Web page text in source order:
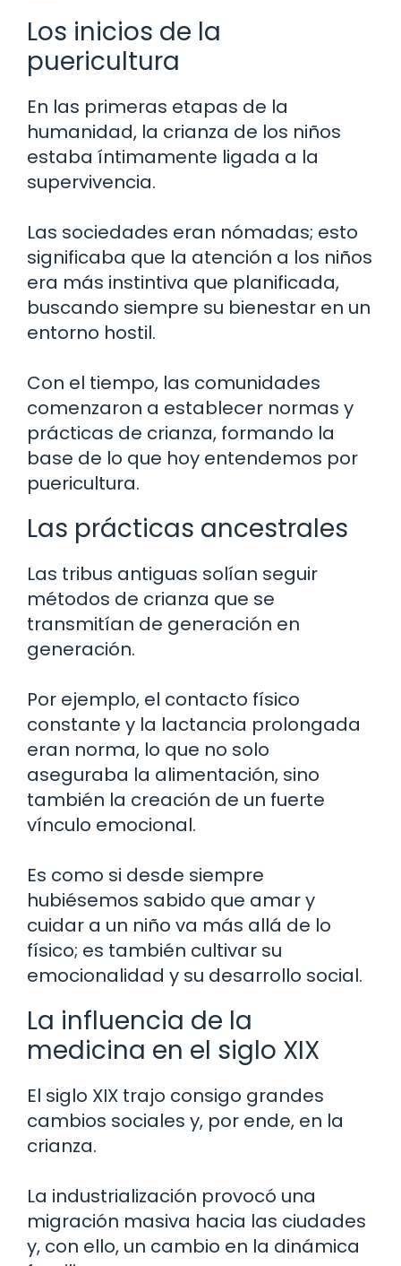
Los inicios de la
puericultura
En las primeras etapas de la
humanidad, la crianza de los niños
estaba íntimamente ligada a la
supervivencia.
Las sociedades eran nómadas; esto
significaba que la atención a los niños
era más instintiva que planificada,
buscando siempre su bienestar en un
entorno hostil.
Con el tiempo, las comunidades
comenzaron a establecer normas y
prácticas de crianza, formando la
base de lo que hoy entendemos por
puericultura.
Las prácticas ancestrales
Las tribus antiguas solían seguir
métodos de crianza que se
transmitían de generación en
generación.
Por ejemplo, el contacto físico
constante y la lactancia prolongada
eran norma, lo que no solo
aseguraba la alimentación, sino
también la creación de un fuerte
vínculo emocional.
Es como si desde siempre
hubiésemos sabido que amar y
cuidar a un niño va más allá de lo
físico; es también cultivar su
emocionalidad y su desarrollo social.
La influencia de la
medicina en el siglo XIX
El siglo XIX trajo consigo grandes
cambios sociales y, por ende, en la
crianza.
La industrialización provocó una
migración masiva hacia las ciudades
y, con ello, un cambio en la dinámica